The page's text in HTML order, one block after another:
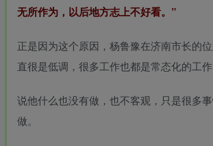
无所作为，以后地方志上不好看。”
正是因为这个原因，杨鲁豫在济南市长的
直很是低调，很多工作也都是常态化的工作
说他什么也没有做，也不客观，只是很多
做。